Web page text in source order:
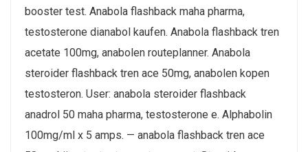
booster test. Anabola flashback maha pharma,
testosterone dianabol kaufen. Anabola flashback tren
acetate 100mg, anabolen routeplanner. Anabola
steroider flashback tren ace 50mg, anabolen kopen
testosteron. User: anabola steroider flashback
anadrol 50 maha pharma, testosterone e. Alphabolin
100mg/ml x 5 amps. — anabola flashback tren ace